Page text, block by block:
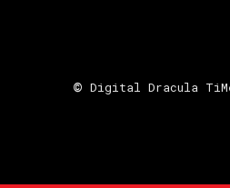
© Digital Dracula